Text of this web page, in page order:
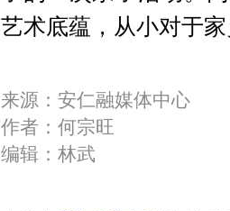
艺术底蕴，从小对于
来源：安仁融媒体中心
作者：何宗旺
编辑：林武